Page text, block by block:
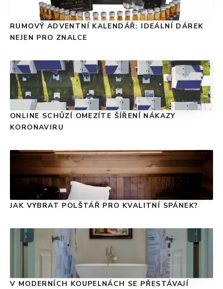
RUMOVÝ ADVENTNÍ KALENDÁŘ: IDEÁLNÍ DÁREK
NEJEN PRO ZNALCE
ONLINE SCHŮZÍ OMEZÍTE ŠÍŘENÍ NÁKAZY
KORONAVIRU
JAK VYBRAT POLŠTÁŘ PRO KVALITNÍ SPÁNEK?
V MODERNÍCH KOUPELNÁCH SE PŘESTÁVAJÍ